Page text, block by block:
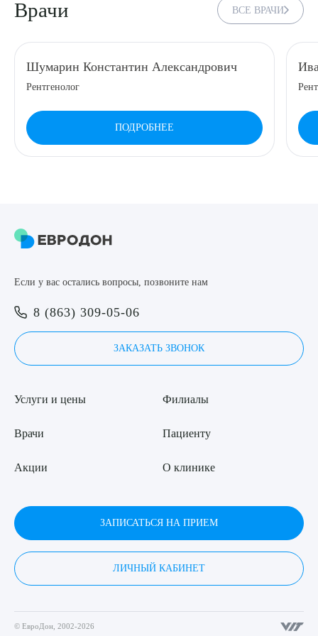
ЗАКАЗАТЬ ЗВОНОК
ЗАПИСЬ ОНЛАЙН
Врачи ВСЕ ВРАЧИ
Шумарин Константин Александрович
Рентгенолог
ПОДРОБНЕЕ
Если у вас остались вопросы, позвоните нам
8 (863) 309-05-06
ЗАКАЗАТЬ ЗВОНОК
Услуги и цены
Врачи
Акции
Филиалы
Пациенту
О клинике
ЗАПИСАТЬСЯ НА ПРИЕМ
ЛИЧНЫЙ КАБИНЕТ
© ЕвроДон, 2002-2026
ОТПРАВИТЬ
Я даю согласие наобработку персональных данных